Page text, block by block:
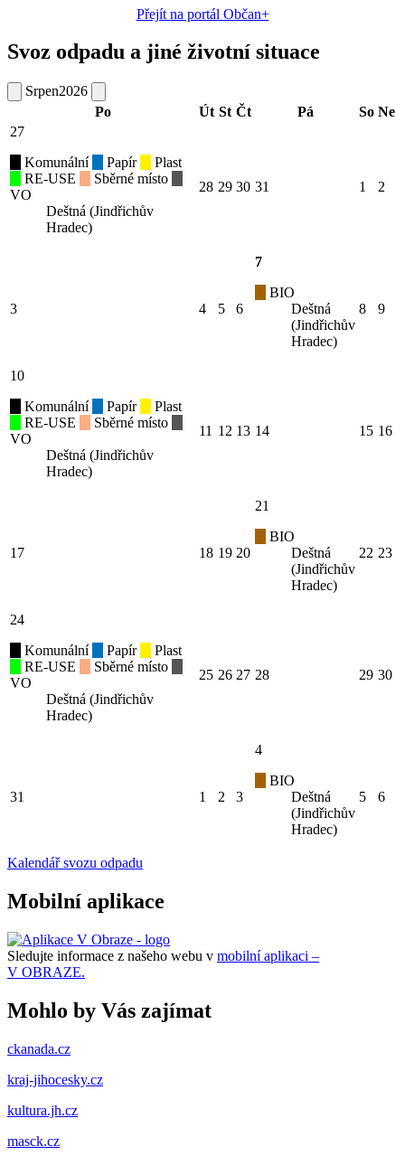
Přejít na portál Občan+
Svoz odpadu a jiné životní situace
Srpen2026
Po
Út St Čt Pá So Ne
27
Komunální
Papír
Plast
RE-USE
Sběrné místo
VO
Deštná (Jindřichův
Hradec)
28 29 30 31 1 2
3 4 5 6
7
BIO
Deštná
(Jindřichův
Hradec)
8 9
10
Komunální
Papír
Plast
RE-USE
Sběrné místo
VO
Deštná (Jindřichův
Hradec)
11 12 13 14 15 16
17 18 19 20
21
BIO
Deštná
(Jindřichův
Hradec)
22 23
24
Komunální
Papír
Plast
RE-USE
Sběrné místo
VO
Deštná (Jindřichův
Hradec)
25 26 27 28 29 30
31 1 2 3
4
BIO
Deštná
(Jindřichův
Hradec)
5 6
Kalendář svozu odpadu
Mobilní aplikace
Sledujte informace z našeho webu v mobilní aplikaci –
V OBRAZE.
Mohlo by Vás zajímat
ckanada.cz
kraj-jihocesky.cz
kultura.jh.cz
masck.cz